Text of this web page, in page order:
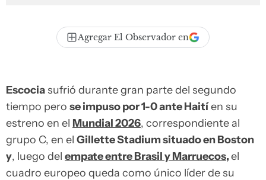
Agregar El Observador en
Escociasufrió durante gran parte del segundo
tiempo pero se impuso por 1-0 ante Haitíen su
estreno en el Mundial 2026, correspondiente al
grupo C, en el Gillette Stadium situado en Boston
y, luego del empate entre Brasil y Marruecos,el
cuadro europeo queda como único líder de su